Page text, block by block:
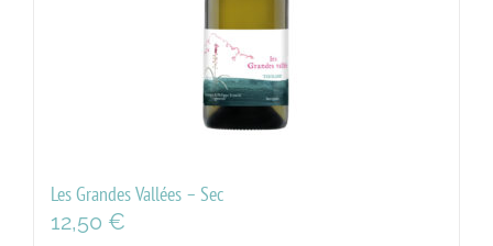
Les Grandes Vallées – Sec
12,50 €